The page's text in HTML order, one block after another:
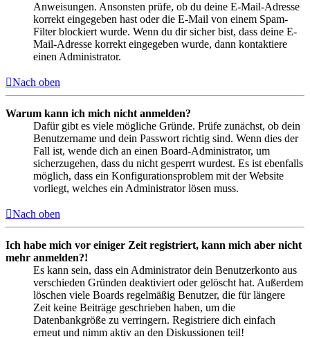
Anweisungen. Ansonsten prüfe, ob du deine E-Mail-Adresse
korrekt eingegeben hast oder die E-Mail von einem Spam-
Filter blockiert wurde. Wenn du dir sicher bist, dass deine E-
Mail-Adresse korrekt eingegeben wurde, dann kontaktiere
einen Administrator.
Nach oben
Warum kann ich mich nicht anmelden?
Dafür gibt es viele mögliche Gründe. Prüfe zunächst, ob dein
Benutzername und dein Passwort richtig sind. Wenn dies der
Fall ist, wende dich an einen Board-Administrator, um
sicherzugehen, dass du nicht gesperrt wurdest. Es ist ebenfalls
möglich, dass ein Konfigurationsproblem mit der Website
vorliegt, welches ein Administrator lösen muss.
Nach oben
Ich habe mich vor einiger Zeit registriert, kann mich aber nicht
mehr anmelden?!
Es kann sein, dass ein Administrator dein Benutzerkonto aus
verschieden Gründen deaktiviert oder gelöscht hat. Außerdem
löschen viele Boards regelmäßig Benutzer, die für längere
Zeit keine Beiträge geschrieben haben, um die
Datenbankgröße zu verringern. Registriere dich einfach
erneut und nimm aktiv an den Diskussionen teil!